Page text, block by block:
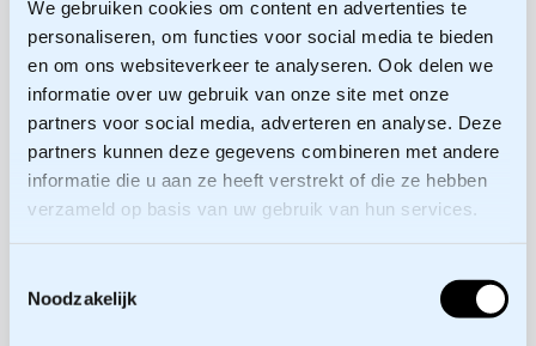
We gebruiken cookies om content en advertenties te
personaliseren, om functies voor social media te bieden
en om ons websiteverkeer te analyseren. Ook delen we
informatie over uw gebruik van onze site met onze
partners voor social media, adverteren en analyse. Deze
partners kunnen deze gegevens combineren met andere
informatie die u aan ze heeft verstrekt of die ze hebben
verzameld op basis van uw gebruik van hun services.
Noodzakelijk
de stoel van die partij te gaan zitten.
Susskind erkende dat het gebruik van BATNA
in bilaterale transactionele onderhandelingen
eenvoudiger is dan in een multistakeholder
gebiedsontwikkelingsproces; maar ook bij
andere onderhandelingstafel hebt bereikt, en
nog sterker als je ook de alternatieven van